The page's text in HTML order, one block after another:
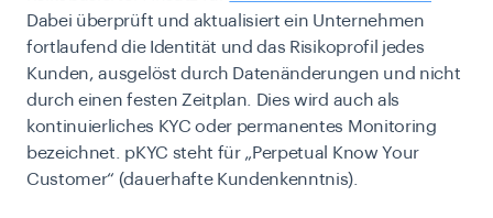
Dabei überprüft und aktualisiert ein Unternehmen
fortlaufend die Identität und das Risikoprofil jedes
Kunden, ausgelöst durch Datenänderungen und nicht
durch einen festen Zeitplan. Dies wird auch als
kontinuierliches KYC oder permanentes Monitoring
bezeichnet. pKYC steht für „Perpetual Know Your
Customer“ (dauerhafte Kundenkenntnis).